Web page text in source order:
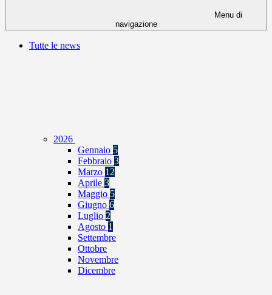
Menu di
navigazione
Tutte le news
2026
Gennaio 5
Febbraio 3
Marzo 12
Aprile 3
Maggio 5
Giugno 6
Luglio 2
Agosto 1
Settembre
Ottobre
Novembre
Dicembre